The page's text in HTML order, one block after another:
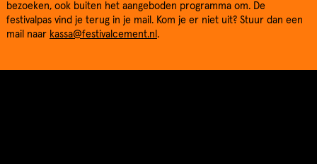
bezoeken, ook buiten het aangeboden programma om. De
festivalpas vind je terug in je mail. Kom je er niet uit? Stuur dan een
mail naar kassa@festivalcement.nl .